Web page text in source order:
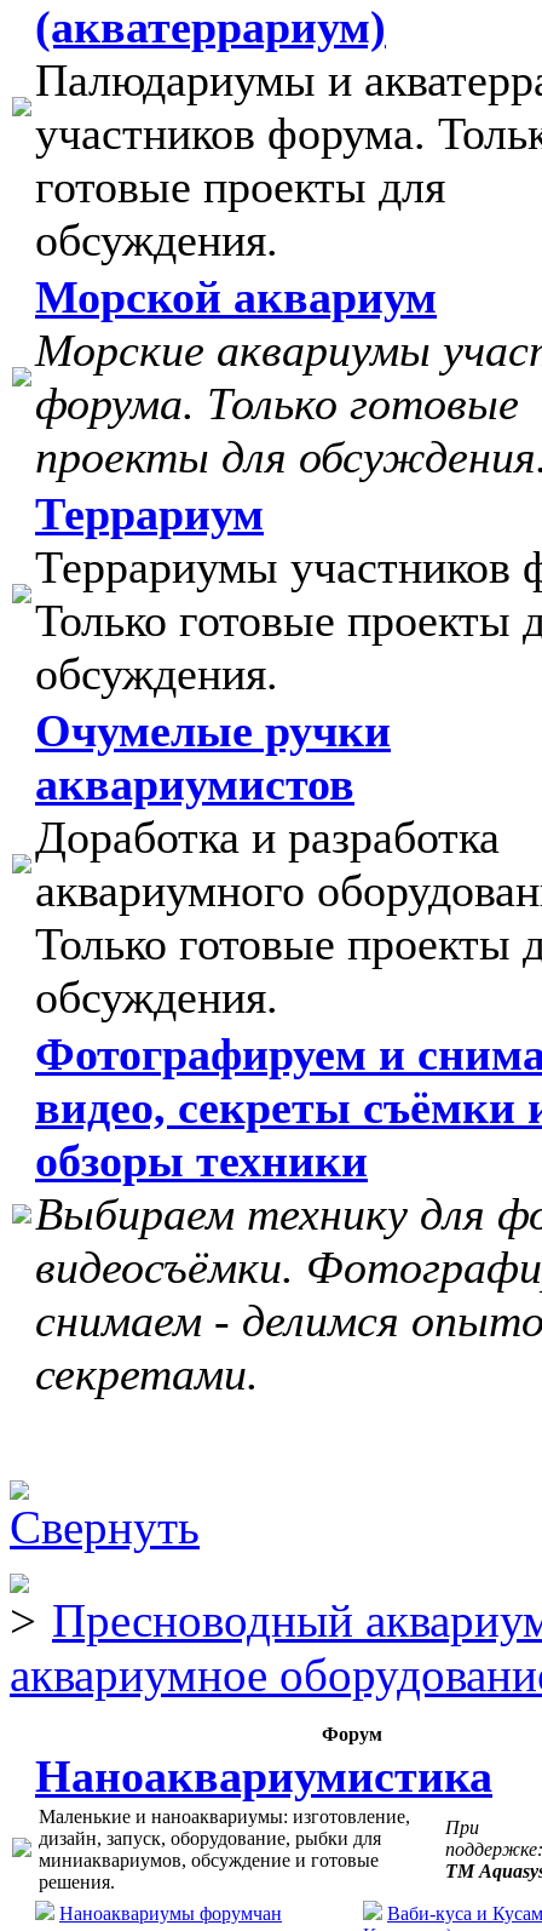
(акватеррариум)
Палюдариумы и
участников форума.
готовые проекты для
обсуждения.
Морской аквариум
Морские аквариумы
форума. Только готовые
проекты для
Террариум
Террариумы участников
Только готовые проекты
обсуждения.
Очумелые ручки
аквариумистов
Доработка и разработка
аквариумного
Только готовые проекты
обсуждения.
Фотографируем и
видео, секреты съёмки
обзоры техники
Выбираем технику для
видеосъёмки.
снимаем - делимся
секретами.
Пресноводный
аквариумное
Форум
Наноаквариумистика
Маленькие и наноаквариумы: изготовление,
дизайн, запуск, оборудование, рыбки для
миниаквариумов, обсуждение и готовые
решения.
При
поддержке:
ТМ
Наноаквариумы форумчан
Ваби-куса и